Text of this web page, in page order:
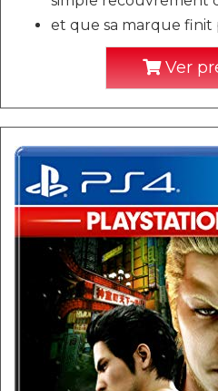
et que sa marque finit
Ver